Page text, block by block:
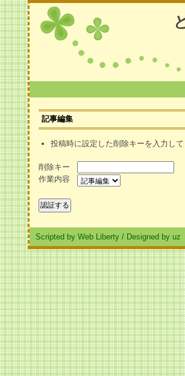
記事編集
投稿時に設定した削除キーを入力して
削除キー
作業内容
Scripted by Web Liberty / Designed by uz